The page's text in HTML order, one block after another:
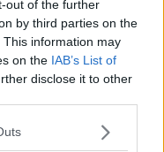
out of the further
by third parties on the
This information may
on the IAB’s List of
disclose it to other